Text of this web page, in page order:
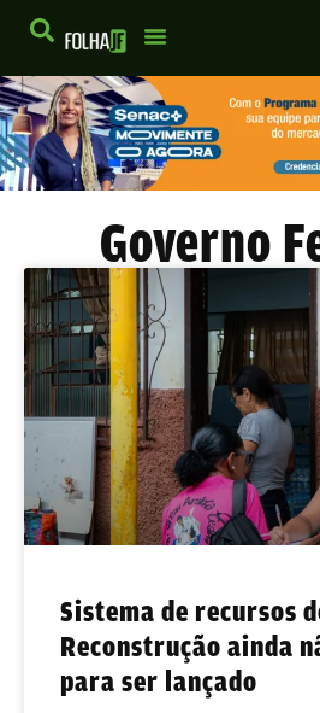
Governo
Sistema de recursos
Reconstrução ainda
para ser lançado